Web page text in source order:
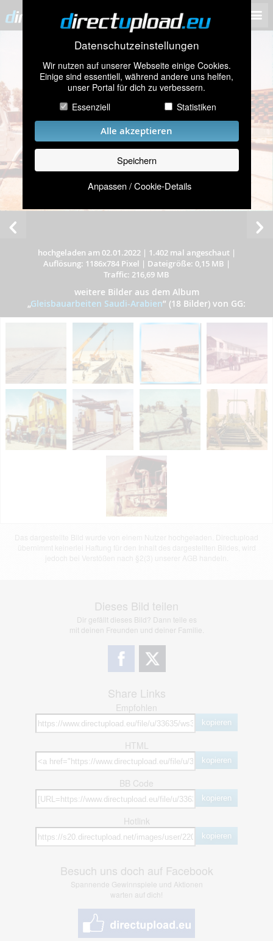
Datenschutzeinstellungen
Wir nutzen auf unserer Webseite einige Cookies.
Einige sind essentiell, während andere uns helfen,
unser Portal für dich zu verbessern.
Essenziell
Statistiken
Alle akzeptieren
Speichern
Anpassen / Cookie-Details
hochgeladen am 02.01.2022| 1.402 mal angeschaut|
Auflösung: 1186x784 Pixel | Dateigröße: 0,15 MB |
Traffic: 216,69 MB
weitere Bilder aus dem Album
„Gleisbauarbeiten Saudi-Arabien” (18 Bilder) von GG:
jedoch bei Verstößen nach §2(3) unserer AGB handeln.
Dieses Bild teilen
Dir gefällt dieses Bild? Dann teile es
mit deinen Freunden und deiner Familie.
Share Links
Empfohlen
kopieren
HTML
kopieren
BB Code
kopieren
Hotlink
kopieren
Besuch uns doch auf Facebook
Spannende Gewinnspiele und Aktionen
warten auf dich!